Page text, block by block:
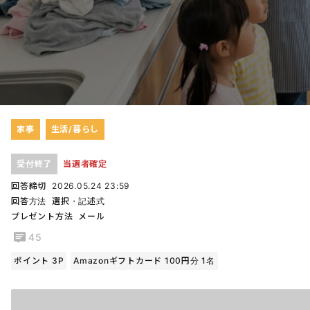
家事 生活/暮らし
受付終了 当選者確定
回答締切
2026.05.24 23:59
回答方法 選択・記述式
プレゼント方法
メール
45
ポイント 3P Amazonギフトカード 100円分 1名